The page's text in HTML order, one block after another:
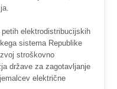
elektrodistribucijskih
sistema Republike
stroškovno
države za zagotavljanje
električne